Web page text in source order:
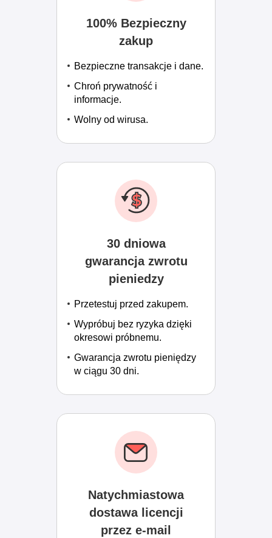
100% Bezpieczny
zakup
Bezpieczne transakcje i dane.
Chroń prywatność i
informacje.
Wolny od wirusa.
30 dniowa
gwarancja zwrotu
pieniedzy
Przetestuj przed zakupem.
Wypróbuj bez ryzyka dzięki
okresowi próbnemu.
Gwarancja zwrotu pieniędzy
w ciągu 30 dni.
Natychmiastowa
dostawa licencji
przez e-mail